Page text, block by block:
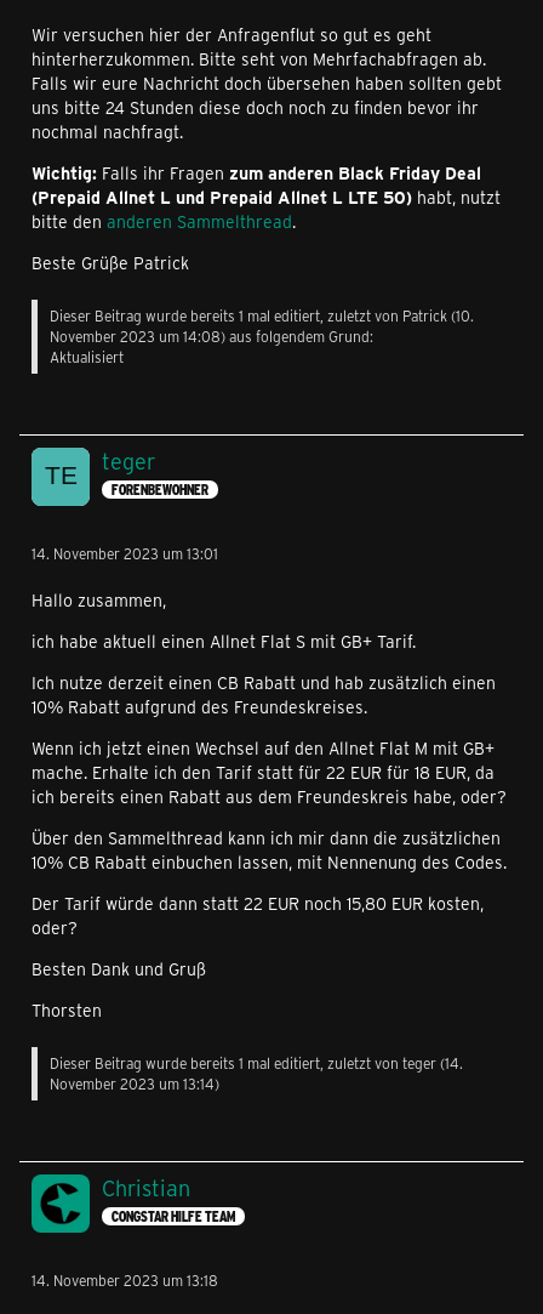
Wir versuchen hier der Anfragenflut so gut es geht
hinterherzukommen. Bitte seht von Mehrfachabfragen ab.
Falls wir eure Nachricht doch übersehen haben sollten gebt
uns bitte 24 Stunden diese doch noch zu finden bevor ihr
nochmal nachfragt.
Wichtig: Falls ihr Fragen zum anderen Black Friday Deal
(Prepaid Allnet L und Prepaid Allnet L LTE 50) habt, nutzt
bitte den anderen Sammelthread.
Beste Grüße Patrick
Dieser Beitrag wurde bereits 1 mal editiert, zuletzt von Patrick(10.
November 2023 um 14:08) aus folgendem Grund:
Aktualisiert
teger
FORENBEWOHNER
14. November 2023 um 13:01
Hallo zusammen,
ich habe aktuell einen Allnet Flat S mit GB+ Tarif.
Ich nutze derzeit einen CB Rabatt und hab zusätzlich einen
10% Rabatt aufgrund des Freundeskreises.
Wenn ich jetzt einen Wechsel auf den Allnet Flat M mit GB+
mache. Erhalte ich den Tarif statt für 22 EUR für 18 EUR, da
ich bereits einen Rabatt aus dem Freundeskreis habe, oder?
Über den Sammelthread kann ich mir dann die zusätzlichen
10% CB Rabatt einbuchen lassen, mit Nennenung des Codes.
Der Tarif würde dann statt 22 EUR noch 15,80 EUR kosten,
oder?
Besten Dank und Gruß
Thorsten
Dieser Beitrag wurde bereits 1 mal editiert, zuletzt von teger(14.
November 2023 um 13:14)
Christian
CONGSTAR HILFE TEAM
14. November 2023 um 13:18